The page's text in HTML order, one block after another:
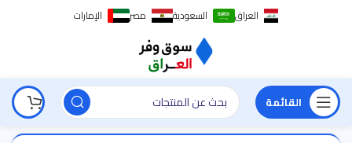
العراق السعودية مصر الإمارات
القائمة